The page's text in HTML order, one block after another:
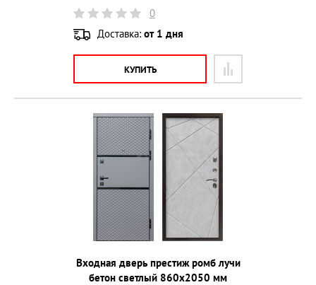
0
Доставка: от 1 дня
КУПИТЬ
Входная дверь престиж ромб лучи
бетон светлый 860х2050 мм